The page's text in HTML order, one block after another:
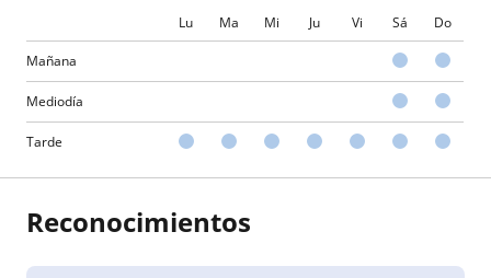
Lu Ma Mi Ju Vi Sá Do
Mañana
Mediodía
Tarde
Reconocimientos